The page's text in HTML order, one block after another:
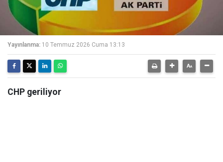
Yayınlanma: 10 Temmuz 2026 Cuma 13:13
CHP geriliyor